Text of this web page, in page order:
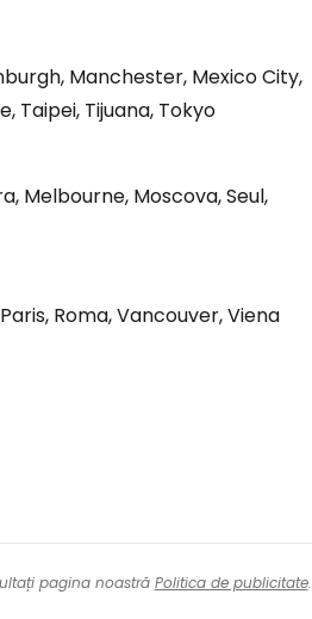
Manchester, Mexico City,
Taipei, Tijuana, Tokyo
Melbourne, Moscova, Seul,
Roma, Vancouver, Viena
pagina noastră Politica de publicitate.